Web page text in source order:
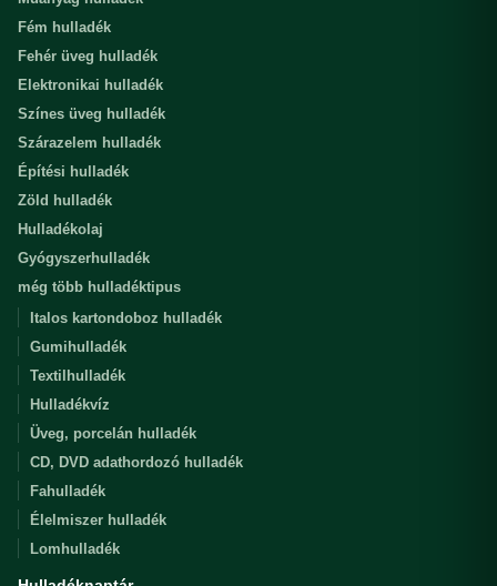
Fém hulladék
Fehér üveg hulladék
Elektronikai hulladék
Színes üveg hulladék
Szárazelem hulladék
Építési hulladék
Zöld hulladék
Hulladékolaj
Gyógyszerhulladék
még több hulladéktipus
Italos kartondoboz hulladék
Gumihulladék
Textilhulladék
Hulladékvíz
Üveg, porcelán hulladék
CD, DVD adathordozó hulladék
Fahulladék
Élelmiszer hulladék
Lomhulladék